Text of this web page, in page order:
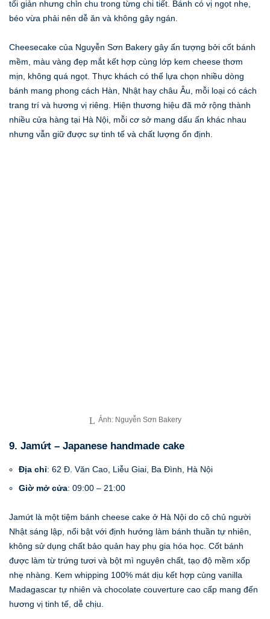
tối giản nhưng chỉn chu trong từng chi tiết. Bánh có vị ngọt nhẹ,
béo vừa phải nên dễ ăn và không gây ngán.
Cheesecake của Nguyễn Sơn Bakery gây ấn tượng bởi cốt bánh
mềm, màu vàng đẹp mắt kết hợp cùng lớp kem cheese thơm
mịn, không quá ngọt. Thực khách có thể lựa chọn nhiều dòng
bánh mang phong cách Hàn, Nhật hay châu Âu, mỗi loại có cách
trang trí và hương vị riêng. Hiện thương hiệu đã mở rộng thành
nhiều cửa hàng tại Hà Nội, mỗi cơ sở mang dấu ấn khác nhau
nhưng vẫn giữ được sự tinh tế và chất lượng ổn định.
Ảnh: Nguyễn Sơn Bakery
9. Jamứt – Japanese handmade cake
Địa chỉ: 62 Đ. Văn Cao, Liễu Giai, Ba Đình, Hà Nội
Giờ mở cửa: 09:00 – 21:00
Jamứt là một tiệm bánh cheese cake ở Hà Nội do cô chủ người
Nhật sáng lập, nổi bật với định hướng làm bánh thuần tự nhiên,
không sử dụng chất bảo quản hay phụ gia hóa học. Cốt bánh
được làm từ trứng tươi và bột mì nguyên chất, tạo độ mềm xốp
nhẹ nhàng. Kem whipping 100% mát dịu kết hợp cùng vanilla
Madagascar tự nhiên và chocolate couverture cao cấp mang đến
hương vị tinh tế, dễ chịu.